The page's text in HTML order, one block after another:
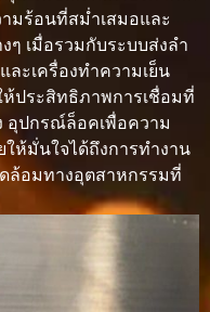
มาะสมแต่
กว่า
เหมาะอย่าง
ยิ่งสำหรับ
วัสดุที่มี
ความหนา
ามร้อนที่สม่ำเสมอและ
ๆ เมื่อรวมกับระบบส่งลำ
ะเครื่องทำความเย็น
ห้ประสิทธิภาพการเชื่อมที่
อุปกรณ์ล็อคเพื่อความ
ห้มั่นใจได้ถึงการทำงาน
ล้อมทางอุตสาหกรรมที่